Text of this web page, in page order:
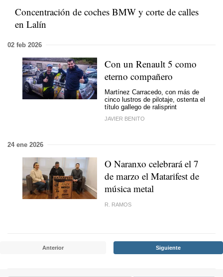
Concentración de coches BMW y corte de calles
en Lalín
02 feb 2026
Con un Renault 5 como
eterno compañero
Martínez Carracedo, con más de
cinco lustros de pilotaje, ostenta el
título gallego de ralisprint
JAVIER BENITO
24 ene 2026
O Naranxo celebrará el 7
de marzo el Matarifest de
música metal
R. RAMOS
Anterior Siguiente